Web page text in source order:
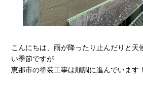
こんにちは、雨が降ったり止んだりと天
い季節ですが
恵那市の塗装工事は順調に進んでいます！